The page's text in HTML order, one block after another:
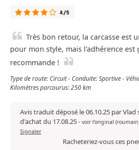
4/5
Très bon retour, la carcasse est
pour mon style, mais l'adhérence est
recommande !
Type de route: Circuit - Conduite: Sportive -
Kilomètres parcourus: 250 km
Avis traduit déposé le 06.10.25 par
d'achat du 17.08.25- voir l'original
Signaler
Racheteriez-vous ces